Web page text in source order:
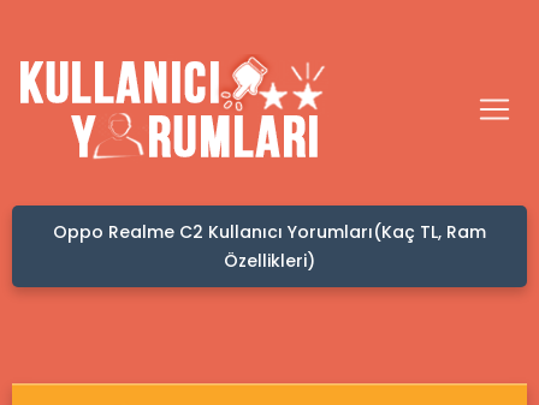
Oppo Realme C2 Kullanıcı Yorumları(Kaç TL, Ram
Özellikleri)